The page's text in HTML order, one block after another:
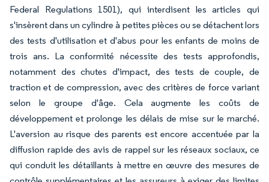
Federal Regulations 1501), qui interdisent les articles qui
s'insèrent dans un cylindre à petites pièces ou se détachent lors
des tests d'utilisation et d'abus pour les enfants de moins de
trois ans. La conformité nécessite des tests approfondis,
notamment des chutes d'impact, des tests de couple, de
traction et de compression, avec des critères de force variant
selon le groupe d'âge. Cela augmente les coûts de
développement et prolonge les délais de mise sur le marché.
L'aversion au risque des parents est encore accentuée par la
diffusion rapide des avis de rappel sur les réseaux sociaux, ce
qui conduit les détaillants à mettre en œuvre des mesures de